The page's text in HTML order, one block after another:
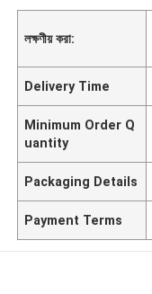
লক্ষণীয় করা:
Delivery Time
Minimum Order Q
uantity
Packaging Details
Payment Terms